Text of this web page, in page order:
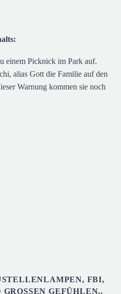
einem Picknick im Park auf.
alias Gott die Familie auf den
Warnung kommen sie noch
FBI,
GEFÜHLEN..